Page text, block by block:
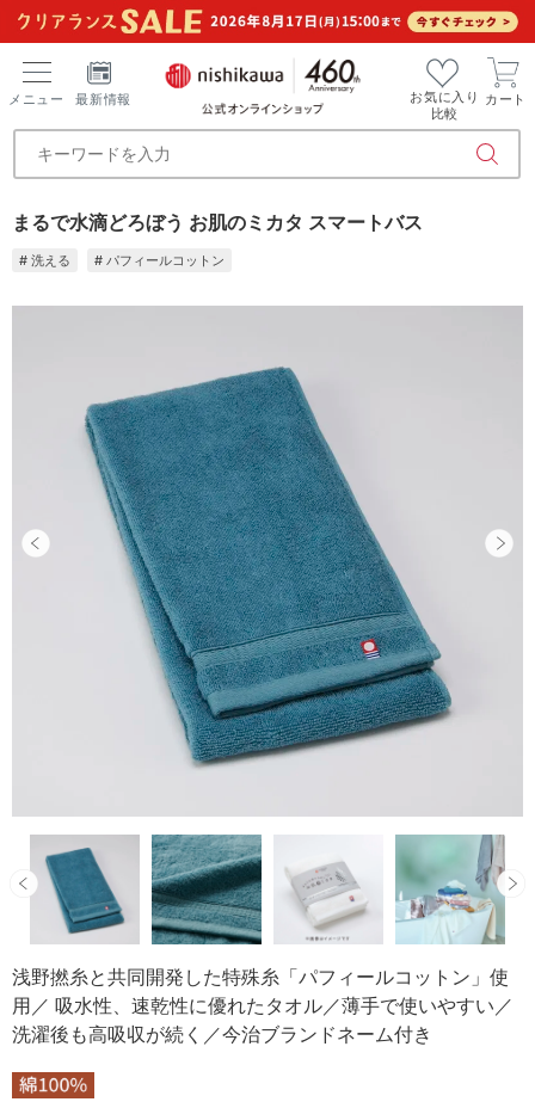
メニュー 最新情報
お気に入り
比較
カート
まるで水滴どろぼう お肌のミカタ スマートバス
# 洗える # パフィールコットン
浅野撚糸と共同開発した特殊糸「パフィールコットン」使
用／ 吸水性、速乾性に優れたタオル／薄手で使いやすい／
洗濯後も高吸収が続く／今治ブランドネーム付き